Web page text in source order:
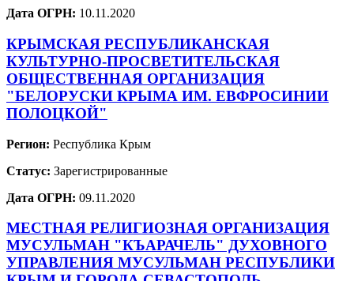
Дата ОГРН: 10.11.2020
КРЫМСКАЯ РЕСПУБЛИКАНСКАЯ
КУЛЬТУРНО-ПРОСВЕТИТЕЛЬСКАЯ
ОБЩЕСТВЕННАЯ ОРГАНИЗАЦИЯ
"БЕЛОРУСКИ КРЫМА ИМ. ЕВФРОСИНИИ
ПОЛОЦКОЙ"
Регион: Республика Крым
Статус: Зарегистрированные
Дата ОГРН: 09.11.2020
МЕСТНАЯ РЕЛИГИОЗНАЯ ОРГАНИЗАЦИЯ
МУСУЛЬМАН "КЪАРАЧЕЛЬ" ДУХОВНОГО
УПРАВЛЕНИЯ МУСУЛЬМАН РЕСПУБЛИКИ